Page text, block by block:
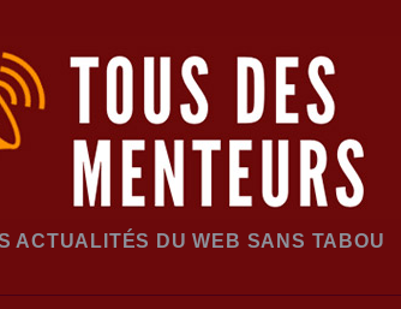
ACTUALITÉS DU WEB SANS TABOU